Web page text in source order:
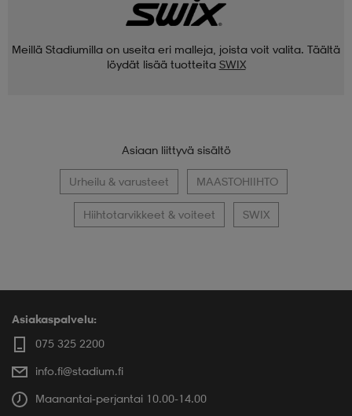
Meillä Stadiumilla on useita eri malleja, joista voit valita. Täältä
löydät lisää tuotteita SWIX
Asiaan liittyvä sisältö
Urheilu & varusteet MAASTOHIIHTO
Hiihtotarvikkeet & voiteet SWIX
Asiakaspalvelu:
075 325 2200
info.fi@stadium.fi
Maanantai-perjantai 10.00-14.00